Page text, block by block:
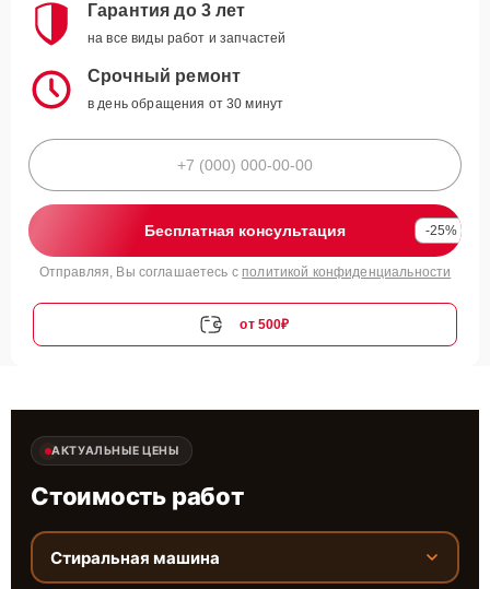
Гарантия до 3 лет
на все виды работ и запчастей
Срочный ремонт
в день обращения от 30 минут
Бесплатная консультация -25%
Отправляя, Вы соглашаетесь с политикой конфиденциальности
от 500₽
АКТУАЛЬНЫЕ ЦЕНЫ
Стоимость работ
Стиральная машина